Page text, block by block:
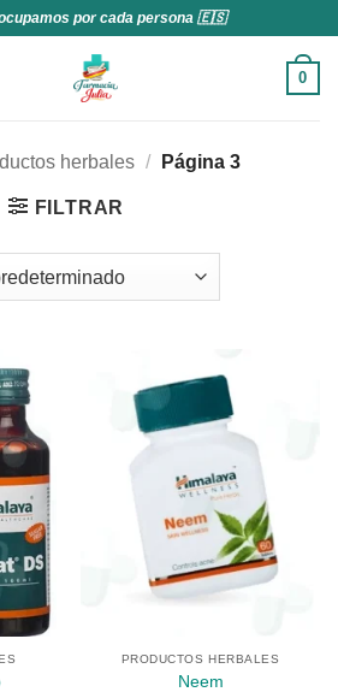
por cada persona 🇪🇸
0
herbales / Página 3
FILTRAR
PRODUCTOS HERBALES
Neem